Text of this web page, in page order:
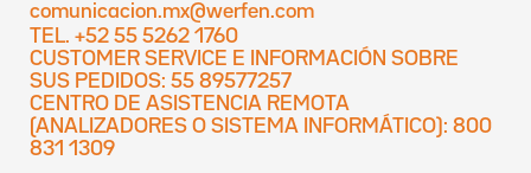
comunicacion.mx@werfen.com
TEL. +52 55 5262 1760
CUSTOMER SERVICE E INFORMACIÓN SOBRE
SUS PEDIDOS: 55 89577257
CENTRO DE ASISTENCIA REMOTA
(ANALIZADORES O SISTEMA INFORMÁTICO): 800
831 1309